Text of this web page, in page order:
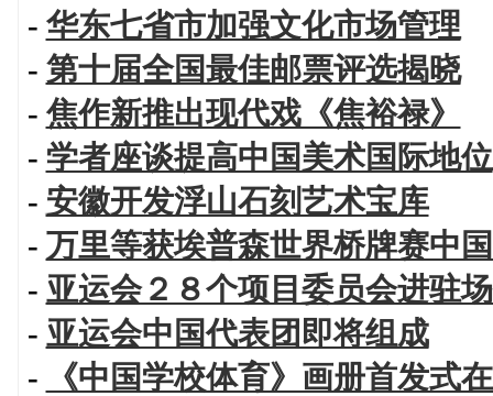
- 华东七省市加强文化市场管理
- 第十届全国最佳邮票评选揭晓
- 焦作新推出现代戏《焦裕禄》
- 学者座谈提高中国美术国际地位
- 安徽开发浮山石刻艺术宝库
- 万里等获埃普森世界桥牌赛中
- 亚运会２８个项目委员会进驻
- 亚运会中国代表团即将组成
-
《中国学校体育》画册首发式